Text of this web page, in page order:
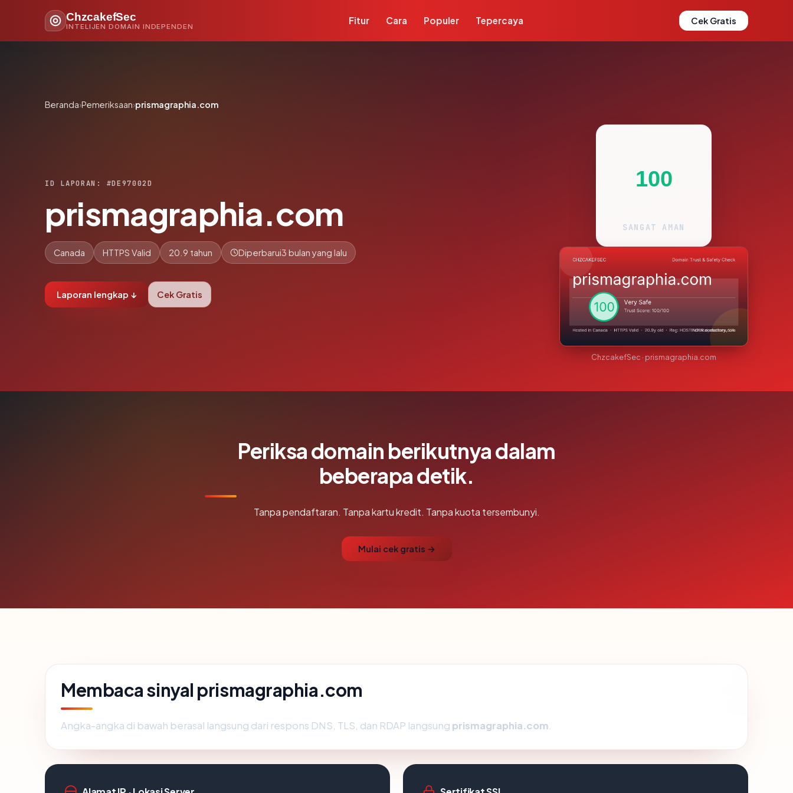
ChzcakefSec
INTELIJEN DOMAIN INDEPENDEN
Fitur Cara Populer Tepercaya Cek Gratis
Beranda›Pemeriksaan›prismagraphia.com
ID LAPORAN: #DE97002D
prismagraphia.com
Canada HTTPS Valid 20.9 tahun Diperbarui3 bulan yang lalu
Laporan lengkap ↓ Cek Gratis
100
SANGAT AMAN
ChzcakefSec · prismagraphia.com
Periksa domain berikutnya dalam
beberapa detik.
Tanpa pendaftaran. Tanpa kartu kredit. Tanpa kuota tersembunyi.
Mulai cek gratis →
Membaca sinyal prismagraphia.com
Angka-angka di bawah berasal langsung dari respons DNS, TLS, dan RDAP langsung prismagraphia.com